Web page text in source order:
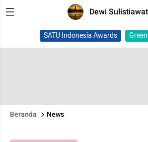
Dewi
SATU Indonesia Awards
Beranda News